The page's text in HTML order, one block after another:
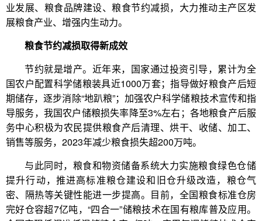
业发展、粮食品牌建设、粮食节约减损，大力推动主产区发
展粮食产业、增强内生动力。
粮食节约减损取得新成效
节约就是增产。近年来，国家通过投资引导，累计为全
国农户配置科学储粮装具近1000万套；指导做好粮食产后短
期储存，逐步消除“地趴粮”；加强农户科学储粮技术宣传和指
导服务，我国农户储粮损失率降至3%左右；各地粮食产后服
务中心积极为农民提供粮食产后清理、烘干、收储、加工、
销售等服务，2023年减少粮食损失超200万吨。
与此同时，粮食和物资储备系统大力实施粮食绿色仓储
提升行动，推进高标准粮仓建设和旧仓升级改造，粮仓气
密、隔热等关键性能进一步提高。目前，全国粮食标准仓房
完好仓容超7亿吨，“四合一”储粮技术在国有粮库普及应用。